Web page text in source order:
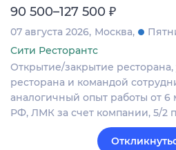
90 500–127 500 ₽
07 августа 2026 Москва
Сити Ресторантс
Открытие/закрытие
ресторана и командой
аналогичный опыт работы от
РФ, ЛМК за счет компании, 5/2